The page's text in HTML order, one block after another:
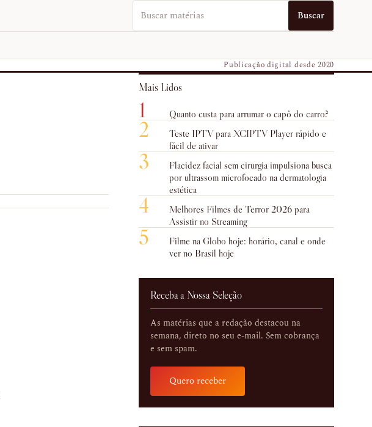
Buscar no EUVO News Buscar
Publicação digital desde 2020
Mais Lidos
1 Quanto custa para arrumar o capô do carro?
2
Teste IPTV para XCIPTV Player rápido e
fácil de ativar
3
Flacidez facial sem cirurgia impulsiona busca
por ultrassom microfocado na dermatologia
estética
4
Melhores Filmes de Terror 2026 para
Assistir no Streaming
5
Filme na Globo hoje: horário, canal e onde
ver no Brasil hoje
Receba a Nossa Seleção
As matérias que a redação destacou na
semana, direto no seu e-mail. Sem cobrança
e sem spam.
Quero receber